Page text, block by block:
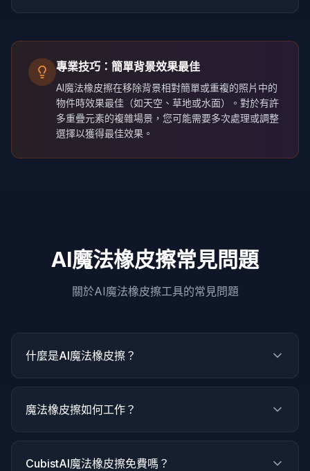
專業技巧：簡單背景效果最佳
AI魔法橡皮擦在移除背景相對簡單或重複的照片中的
物件時效果最佳（如天空、草地或水面）。對於有許
多重疊元素的複雜場景，您可能需要多次處理或調整
選擇以獲得最佳效果。
AI魔法橡皮擦常見問題
關於AI魔法橡皮擦工具的常見問題
什麼是AI魔法橡皮擦？
魔法橡皮擦如何工作？
CubistAI魔法橡皮擦免費嗎？